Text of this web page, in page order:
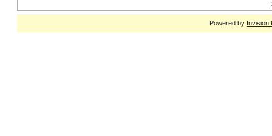
Powered by Invision